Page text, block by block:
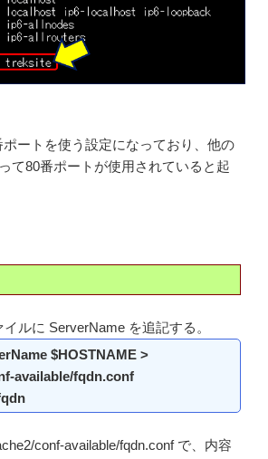
ートを使う設定になっており、他の
て80番ポートが使用されていると起
ルに ServerName を追記する。
$HOSTNAME >
available/fqdn.conf
conf-available/fqdn.conf で、内容